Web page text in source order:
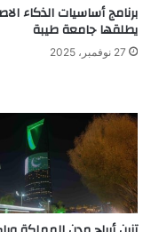
برنامج أساسيات الذكاء
يطلقها جامعة طيبة
27 نوفمبر، 2025